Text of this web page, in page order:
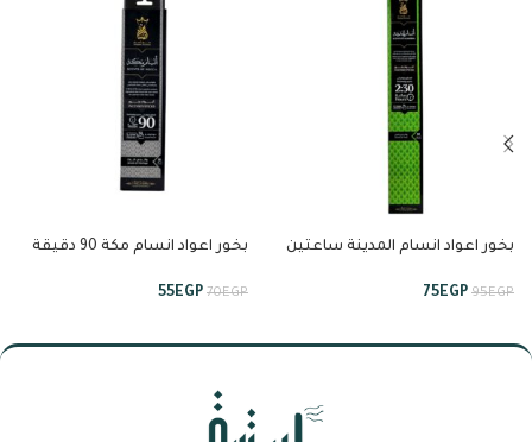
بخور اعواد انسام المدينة ساعتين
95EGP
75EGP
بخور اعواد انسام مكة 90 دقيقة
70EGP
55EGP